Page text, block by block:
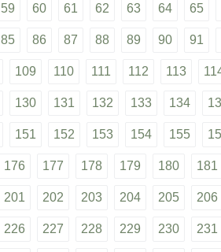
59 60 61 62 63 64 65
85 86 87 88 89 90 91
109 110 111 112 113
130 131 132 133 134
151 152 153 154 155
176 177 178 179 180 181
201 202 203 204 205 206
226 227 228 229 230 231